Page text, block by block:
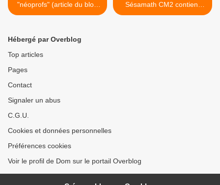
"néoprofs" (article du blog
"Changer l'Ecole, c'est
Sésamath CM2 contient
pour l’instant 11 chapitres -
Hébergé par Overblog
Top articles
Pages
Contact
Signaler un abus
C.G.U.
Cookies et données personnelles
Préférences cookies
Voir le profil de Dom sur le portail Overblog